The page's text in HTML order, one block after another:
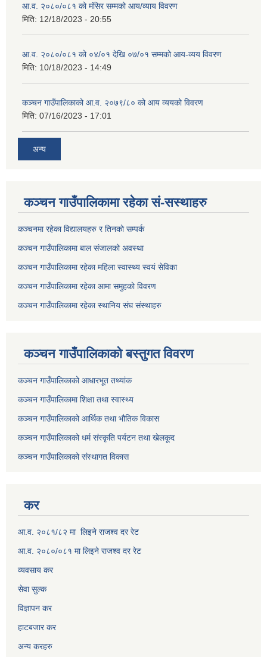
आ.व. २०८०/०८१ को मंसिर सम्मको आय/व्याय विवरण
मिति: 12/18/2023 - 20:55
आ.व. २०८०/०८१ को ०४/०१ देखि ०७/०१ सम्मको आय-व्यय विवरण
मिति: 10/18/2023 - 14:49
कञ्‍चन गाउँपालिकाको आ.व. २०७९/८० को आय व्ययको विवरण
मिति: 07/16/2023 - 17:01
अन्य
कञ्चन गाउँपालिकामा रहेका सं-सस्थाहरु
कञ्चनमा रहेका विद्यालयहरु र तिनकाे सम्पर्क
कञ्चन गाउँपालिकामा बाल संजालको अवस्था
कञ्चन गाउँपालिकामा रहेका महिला स्वास्थ्य स्वयं सेविका
कञ्चन गाउँपालिकामा रहेका आमा समुहकाे विवरण
कञ्चन गाउँपालिकामा रहेका स्थानिय संघ संस्थाहरु
कञ्चन गाउँपालिकाकाे बस्तुगत विवरण
कञ्चन गाउँपालिकाको आधारभूत तथ्यांक
कञ्चन गाउँपालिकामा शिक्षा तथा स्वास्थ्य
कञ्चन गाउँपालिकाको आर्थिक तथा भौतिक विकास
कञ्चन गाउँपालिकाको धर्म संस्कृति पर्यटन तथा खेलकूद
कञ्चन गाउँपालिकाको संस्थागत विकास
कर
आ.व. २०८१/८२ मा लिइने राजश्व दर रेट
आ.व. २०८०/०८१ मा लिइने राजश्व दर रेट
व्यवसाय कर
सेवा सुल्क
विज्ञापन कर
हाटबजार कर
अन्य करहरु